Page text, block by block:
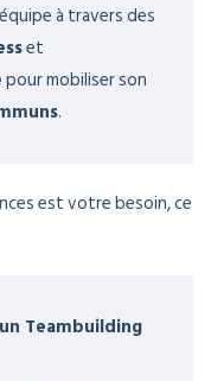
à travers des
et
pour mobiliser son
.
est votre besoin, ce
un Teambuilding